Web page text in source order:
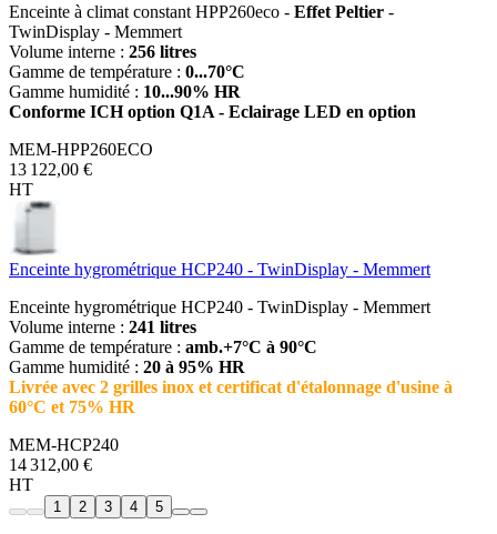
Enceinte à climat constant HPP260eco - Effet Peltier -
TwinDisplay - Memmert
Volume interne : 256 litres
Gamme de température : 0...70°C
Gamme humidité : 10...90% HR
Conforme ICH option Q1A - Eclairage LED en option
MEM-HPP260ECO
13 122,00 €
HT
Enceinte hygrométrique HCP240 - TwinDisplay - Memmert
Enceinte hygrométrique HCP240 - TwinDisplay - Memmert
Volume interne : 241 litres
Gamme de température : amb.+7°C à 90°C
Gamme humidité : 20 à 95% HR
Livrée avec 2 grilles inox et certificat d'étalonnage d'usine à
60°C et 75% HR
MEM-HCP240
14 312,00 €
HT
1 2 3 4 5